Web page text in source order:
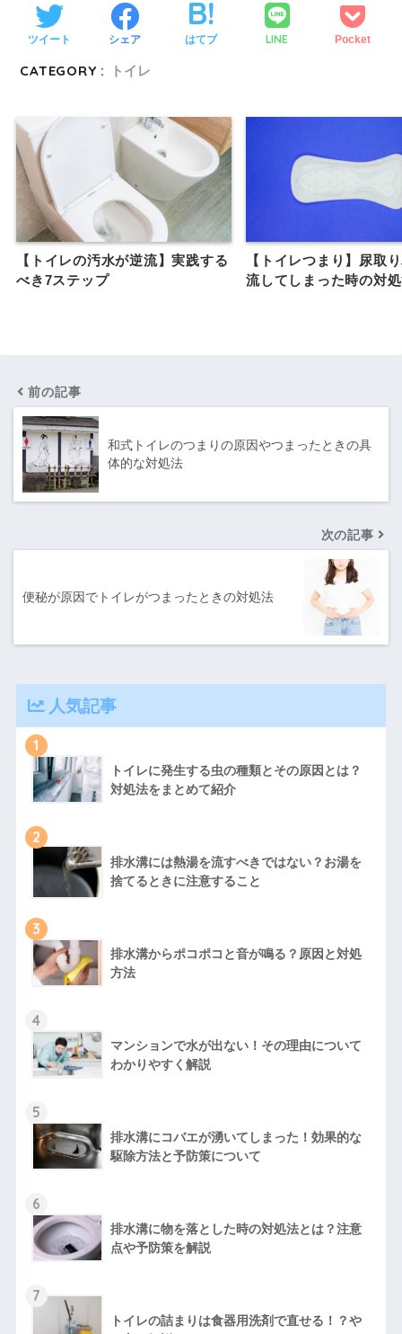
ツイート シェア はてブ LINE Pocket
CATEGORY : トイレ
【トイレの汚水が逆流】実践する
べき7ステップ
【トイレつまり】尿取
流してしまった時の対
前の記事
和式トイレのつまりの原因やつまったときの具
体的な対処法
次の記事
便秘が原因でトイレがつまったときの対処法
人気記事
1
トイレに発生する虫の種類とその原因とは？
対処法をまとめて紹介
2
排水溝には熱湯を流すべきではない？お湯を
捨てるときに注意すること
3
排水溝からポコポコと音が鳴る？原因と対処
方法
4
マンションで水が出ない！その理由について
わかりやすく解説
5
排水溝にコバエが湧いてしまった！効果的な
駆除方法と予防策について
6
排水溝に物を落とした時の対処法とは？注意
点や予防策を解説
7
トイレの詰まりは食器用洗剤で直せる！？や